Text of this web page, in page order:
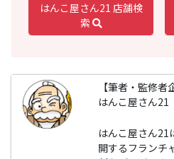
はんこ屋さん21 店舗検
索
【筆者・監修者
はんこ屋さん21
はんこ屋さん21
開するフランチ